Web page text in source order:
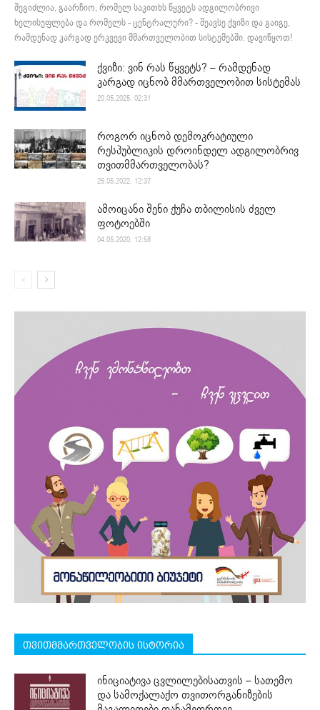
შეგიძლია, გაარჩიო, რომელ საკითხს წყვეტს ადგილობრივი
ხელისუფლება და რომელს - ცენტრალური? - შეავსე ქვიზი და გაიგე,
რამდენად კარგად ერკვევი მმართველობით სისტემებში. დავიწყოთ!
ქვიზი: ვინ რას წყვეტს? – რამდენად
კარგად იცნობ მმართველობით სისტემას
20.05.2025. 02:31
როგორ იცნობ დემოკრატიული
რესპუბლიკის დროინდელ ადგილობრივ
თვითმმართველობას?
25.05.2022. 12:37
ამოიცანი შენი ქუჩა თბილისის ძველ
ფოტოებში
04.05.2020. 12:58
თვითმმართველობის ისტორია
ინიციატივა ცვლილებისათვის – სათემო
და სამოქალაქო თვითორგანიზების